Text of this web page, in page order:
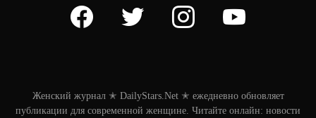
facebook twitter instagram
Женский журнал ✭ DailyStars.Net ✭ ежедневно обновляет
публикации для современной женщине. Читайте онлайн: новости